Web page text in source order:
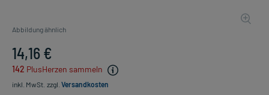
Abbildung ähnlich
14,16 €
142 PlusHerzen sammeln
inkl. MwSt. zzgl. Versandkosten